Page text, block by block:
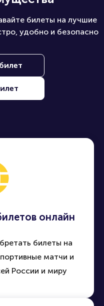
билеты на лучшие
удобно и безопасно
онлайн
билеты на
матчи и
России и миру